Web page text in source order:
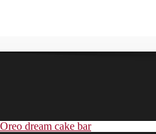
Oreo dream cake bar